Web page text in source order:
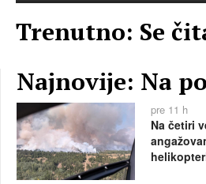
Trenutno: Se
Najnovije: Na
pre 11 h
Na četiri